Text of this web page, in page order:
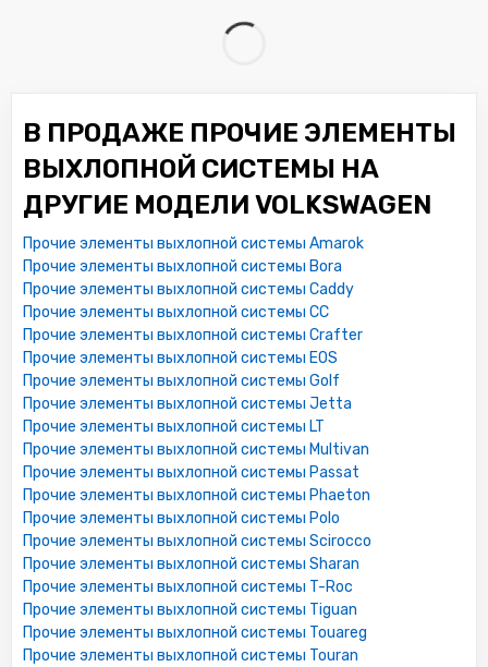
В ПРОДАЖЕ ПРОЧИЕ ЭЛЕМЕНТЫ
ВЫХЛОПНОЙ СИСТЕМЫ НА
ДРУГИЕ МОДЕЛИ VOLKSWAGEN
Прочие элементы выхлопной системы Amarok
Прочие элементы выхлопной системы Bora
Прочие элементы выхлопной системы Caddy
Прочие элементы выхлопной системы CC
Прочие элементы выхлопной системы Crafter
Прочие элементы выхлопной системы EOS
Прочие элементы выхлопной системы Golf
Прочие элементы выхлопной системы Jetta
Прочие элементы выхлопной системы LT
Прочие элементы выхлопной системы Multivan
Прочие элементы выхлопной системы Passat
Прочие элементы выхлопной системы Phaeton
Прочие элементы выхлопной системы Polo
Прочие элементы выхлопной системы Scirocco
Прочие элементы выхлопной системы Sharan
Прочие элементы выхлопной системы T-Roc
Прочие элементы выхлопной системы Tiguan
Прочие элементы выхлопной системы Touareg
Прочие элементы выхлопной системы Touran